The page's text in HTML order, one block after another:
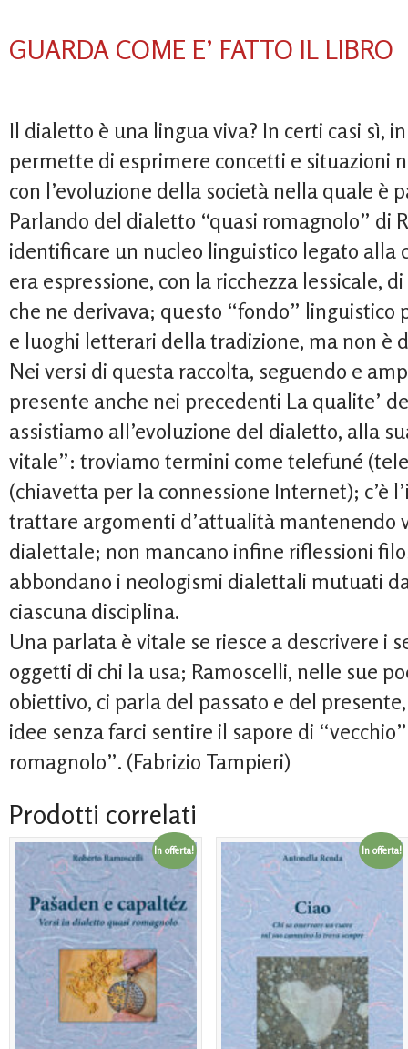
GUARDA COME E’ FATTO IL LIBRO
Il dialetto è una lingua viva? In certi casi sì,
permette di esprimere concetti e situazioni
con l’evoluzione della società nella quale è
Parlando del dialetto “quasi romagnolo” di
identificare un nucleo linguistico legato alla
era espressione, con la ricchezza lessicale,
che ne derivava; questo “fondo” linguistico
e luoghi letterari della tradizione, ma non è
Nei versi di questa raccolta, seguendo e
presente anche nei precedenti La qualite’
assistiamo all’evoluzione del dialetto, alla
vitale”: troviamo termini come telefuné
(chiavetta per la connessione Internet); c’è
trattare argomenti d’attualità mantenendo
dialettale; non mancano infine riflessioni
abbondano i neologismi dialettali mutuati
ciascuna disciplina.
Una parlata è vitale se riesce a descrivere i
oggetti di chi la usa; Ramoscelli, nelle sue
obiettivo, ci parla del passato e del
idee senza farci sentire il sapore di
romagnolo”. (Fabrizio Tampieri)
Prodotti correlati
In offerta! In offerta!